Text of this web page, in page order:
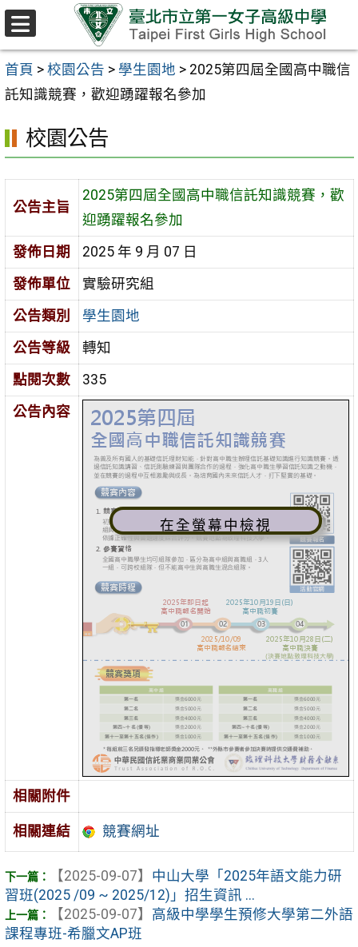
跳至主要內容區
首頁 > 校園公告 > 學生園地 > 2025第四屆全國高中職信
託知識競賽，歡迎踴躍報名參加
校園公告
公告主旨
2025第四屆全國高中職信託知識競賽，歡
迎踴躍報名參加
發佈日期
2025 年 9 月 07 日
發佈單位
實驗研究組
公告類別
學生園地
公告等級
轉知
點閱次數
335
公告內容
在全螢幕中檢視
相關附件
相關連結 競賽網址
【2025-09-07】 中山大學「2025年語文能力研
習班(2025 /09 ~ 2025/12)」招生資訊 ...
【2025-09-07】 高級中學學生預修大學第二外語
課程專班-希臘文AP班
選
單